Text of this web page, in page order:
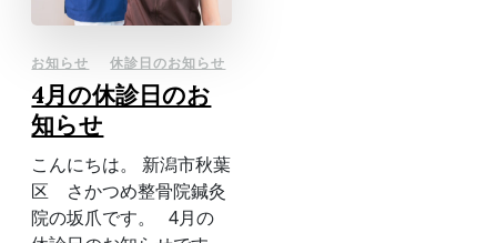
お知らせ 休診日のお知らせ
4月の休診日のお
知らせ
こんにちは。 新潟市秋葉
区 さかつめ整骨院鍼灸
院の坂爪です。 4月の